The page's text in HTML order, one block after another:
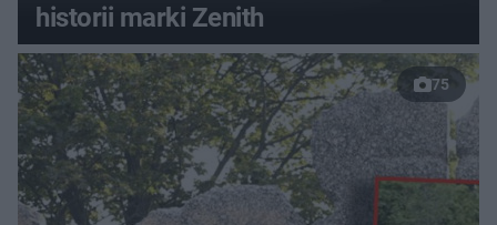
historii marki Zenith
75